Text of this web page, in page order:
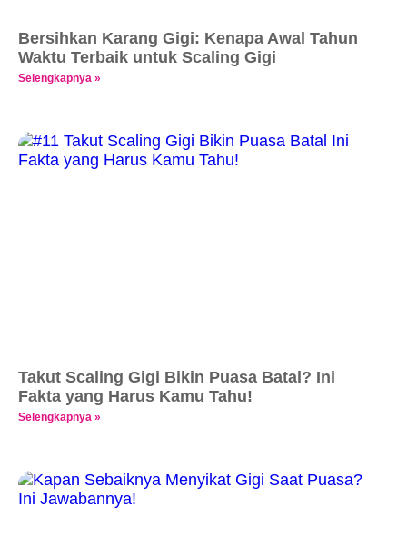
Bersihkan Karang Gigi: Kenapa Awal Tahun
Waktu Terbaik untuk Scaling Gigi
Selengkapnya »
Takut Scaling Gigi Bikin Puasa Batal? Ini
Fakta yang Harus Kamu Tahu!
Selengkapnya »